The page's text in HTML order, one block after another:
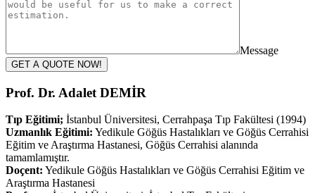
Message
GET A QUOTE NOW!
Prof. Dr. Adalet DEMİR
Tıp Eğitimi; İstanbul Üniversitesi, Cerrahpaşa Tıp Fakültesi (1994)
Uzmanlık Eğitimi: Yedikule Göğüs Hastalıkları ve Göğüs Cerrahisi
Eğitim ve Araştırma Hastanesi, Göğüs Cerrahisi alanında
tamamlamıştır.
Doçent: Yedikule Göğüs Hastalıkları ve Göğüs Cerrahisi Eğitim ve
Araştırma Hastanesi